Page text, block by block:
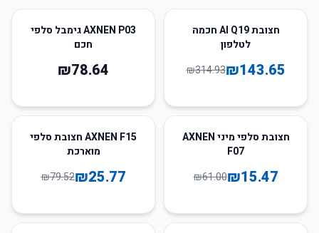
חצובת AI Q19 חכמה
לטלפון
₪143.65
₪314.93
AXNEN P03 גימבל סלפי
חכם
₪78.64
75
חצובת סלפי מיני AXNEN
F07
₪15.47
₪61.00
68
AXNEN F15 חצובת סלפי
מוארכת
₪25.77
₪79.52